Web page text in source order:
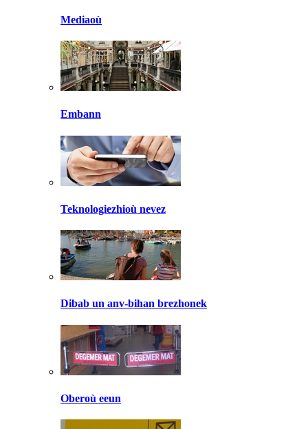
Mediaoù
Embann
Teknologiezhioù nevez
Dibab un anv-bihan brezhonek
Oberoù eeun